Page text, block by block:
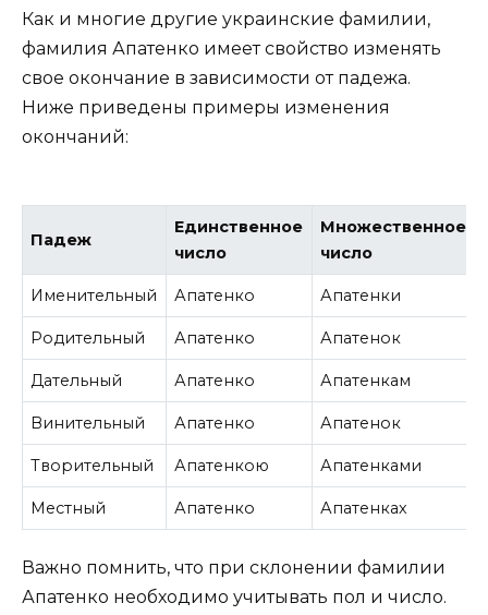
Как и многие другие украинские фамилии,
фамилия Апатенко имеет свойство изменять
свое окончание в зависимости от падежа.
Ниже приведены примеры изменения
окончаний:
Падеж
Единственное
число
Множественное
число
Именительный Апатенко Апатенки
Родительный Апатенко Апатенок
Дательный Апатенко Апатенкам
Винительный Апатенко Апатенок
Творительный Апатенкою Апатенками
Местный Апатенко Апатенках
Важно помнить, что при склонении фамилии
Апатенко необходимо учитывать пол и число.